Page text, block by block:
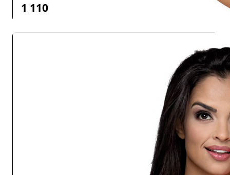
1 110